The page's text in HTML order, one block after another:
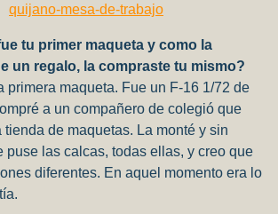
tu primer maqueta y como la
un regalo, la compraste tu mismo?
primera maqueta. Fue un F-16 1/72 de
a un compañero de colegió que
de maquetas. La monté y sin
puse las calcas, todas ellas, y creo que
diferentes. En aquel momento era lo